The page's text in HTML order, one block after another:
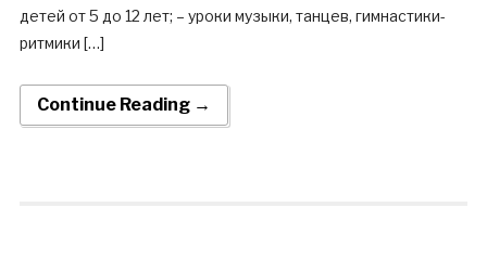
детей от 5 до 12 лет; – уроки музыки, танцев, гимнастики-
ритмики […]
Continue Reading →